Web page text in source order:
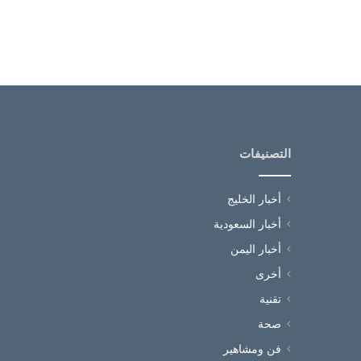
التصنيفات
أخبار الخليج
أخبار السعودية
أخبار اليمن
أخرى
تقنية
صحة
فن ومشاهير